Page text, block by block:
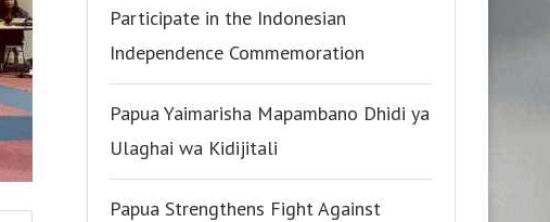
Participate in the Indonesian
Independence Commemoration
Papua Yaimarisha Mapambano Dhidi ya
Ulaghai wa Kidijitali
Papua Strengthens Fight Against